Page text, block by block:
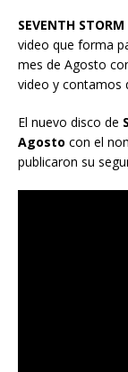
SEVENTH STORM
video que forma
mes de Agosto
video y contamos
El nuevo disco de
Agosto con el
publicaron su